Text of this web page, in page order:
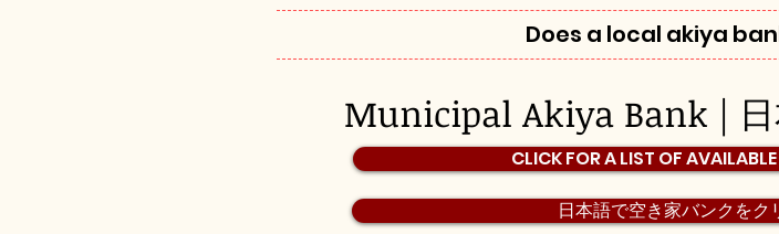
CLICK FOR A LIST OF
Municipal Akiya Bank |
Does a local akiya
日本語で空き家バンクをク